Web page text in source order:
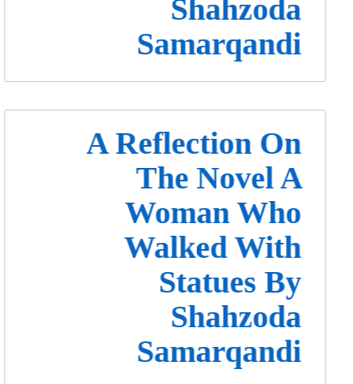
Shahzoda
Samarqandi
A Reflection On
The Novel A
Woman Who
Walked With
Statues By
Shahzoda
Samarqandi